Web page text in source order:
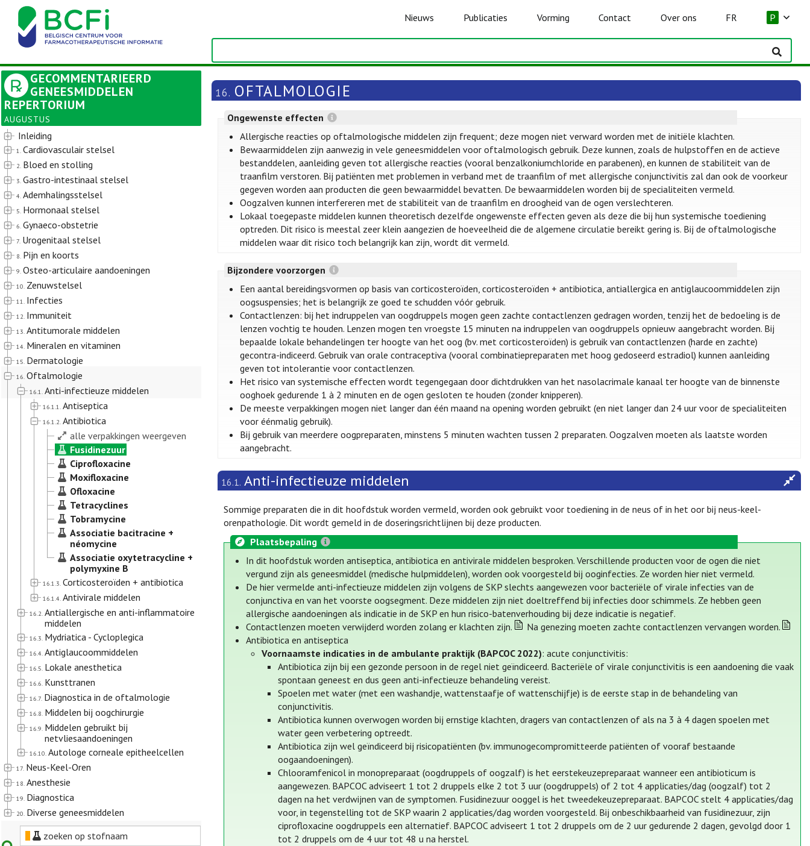
Nieuws Publicaties Vorming Contact Over ons FR P
GECOMMENTARIEERD
GENEESMIDDELEN
REPERTORIUM
AUGUSTUS
Inleiding
1. Cardiovasculair stelsel
2. Bloed en stolling
3. Gastro-intestinaal stelsel
4. Ademhalingsstelsel
5. Hormonaal stelsel
6. Gynaeco-obstetrie
7. Urogenitaal stelsel
8. Pijn en koorts
9. Osteo-articulaire aandoeningen
10. Zenuwstelsel
11. Infecties
12. Immuniteit
13. Antitumorale middelen
14. Mineralen en vitaminen
15. Dermatologie
16. Oftalmologie
16.1. Anti-infectieuze middelen
16.1.1. Antiseptica
16.1.2. Antibiotica
alle verpakkingen weergeven
Fusidinezuur
Ciprofloxacine
Moxifloxacine
Ofloxacine
Tetracyclines
Tobramycine
Associatie bacitracine +
néomycine
Associatie oxytetracycline +
polymyxine B
16.1.3. Corticosteroïden + antibiotica
16.1.4. Antivirale middelen
16.2. Antiallergische en anti-inflammatoire
middelen
16.3. Mydriatica - Cycloplegica
16.4. Antiglaucoommiddelen
16.5. Lokale anesthetica
16.6. Kunsttranen
16.7. Diagnostica in de oftalmologie
16.8. Middelen bij oogchirurgie
16.9. Middelen gebruikt bij
netvliesaandoeningen
16.10. Autologe corneale epitheelcellen
17. Neus-Keel-Oren
18. Anesthesie
19. Diagnostica
20. Diverse geneesmiddelen
zoeken op stofnaam
16. OFTALMOLOGIE
Ongewenste effecten
Allergische reacties op oftalmologische middelen zijn frequent; deze mogen niet verward worden met de initiële klachten.
Bewaarmiddelen zijn aanwezig in vele geneesmiddelen voor oftalmologisch gebruik. Deze kunnen, zoals de hulpstoffen en de actieve
bestanddelen, aanleiding geven tot allergische reacties (vooral benzalkoniumchloride en parabenen), en kunnen de stabiliteit van de
traanfilm verstoren. Bij patiënten met problemen in verband met de traanfilm of met allergische conjunctivitis zal dan ook de voorkeur
gegeven worden aan producten die geen bewaarmiddel bevatten. De bewaarmiddelen worden bij de specialiteiten vermeld.
Oogzalven kunnen interfereren met de stabiliteit van de traanfilm en droogheid van de ogen verslechteren.
Lokaal toegepaste middelen kunnen theoretisch dezelfde ongewenste effecten geven als deze die bij hun systemische toediening
optreden. Dit risico is meestal zeer klein aangezien de hoeveelheid die de algemene circulatie bereikt gering is. Bij de oftalmologische
middelen waar dit risico toch belangrijk kan zijn, wordt dit vermeld.
Bijzondere voorzorgen
Een aantal bereidingsvormen op basis van corticosteroïden, corticosteroïden + antibiotica, antiallergica en antiglaucoommiddelen zijn
oogsuspensies; het is belangrijk ze goed te schudden vóór gebruik.
Contactlenzen: bij het indruppelen van oogdruppels mogen geen zachte contactlenzen gedragen worden, tenzij het de bedoeling is de
lenzen vochtig te houden. Lenzen mogen ten vroegste 15 minuten na indruppelen van oogdruppels opnieuw aangebracht worden. Bij
bepaalde lokale behandelingen ter hoogte van het oog (bv. met corticosteroïden) is gebruik van contactlenzen (harde en zachte)
gecontra-indiceerd. Gebruik van orale contraceptiva (vooral combinatiepreparaten met hoog gedoseerd estradiol) kunnen aanleiding
geven tot intolerantie voor contactlenzen.
Het risico van systemische effecten wordt tegengegaan door dichtdrukken van het nasolacrimale kanaal ter hoogte van de binnenste
ooghoek gedurende 1 à 2 minuten en de ogen gesloten te houden (zonder knipperen).
De meeste verpakkingen mogen niet langer dan één maand na opening worden gebruikt (en niet langer dan 24 uur voor de specialiteiten
voor éénmalig gebruik).
Bij gebruik van meerdere oogpreparaten, minstens 5 minuten wachten tussen 2 preparaten. Oogzalven moeten als laatste worden
aangebracht.
16.1. Anti-infectieuze middelen
Sommige preparaten die in dit hoofdstuk worden vermeld, worden ook gebruikt voor toediening in de neus of in het oor bij neus-keel-
orenpathologie. Dit wordt gemeld in de doseringsrichtlijnen bij deze producten.
Plaatsbepaling
In dit hoofdstuk worden antiseptica, antibiotica en antivirale middelen besproken. Verschillende producten voor de ogen die niet
vergund zijn als geneesmiddel (medische hulpmiddelen), worden ook voorgesteld bij ooginfecties. Ze worden hier niet vermeld.
De hier vermelde anti-infectieuze middelen zijn volgens de SKP slechts aangewezen voor bacteriële of virale infecties van de
conjunctiva en van het voorste oogsegment. Deze middelen zijn niet doeltreffend bij infecties door schimmels. Ze hebben geen
allergische aandoeningen als indicatie in de SKP en hun risico-batenverhouding bij deze indicatie is negatief.
Contactlenzen moeten verwijderd worden zolang er klachten zijn.
Na genezing moeten zachte contactlenzen vervangen worden.
Antibiotica en antiseptica
Voornaamste indicaties in de ambulante praktijk (BAPCOC 2022): acute conjunctivitis:
Antibiotica zijn bij een gezonde persoon in de regel niet geïndiceerd. Bacteriële of virale conjunctivitis is een aandoening die vaak
spontaan geneest en dus geen anti-infectieuze behandeling vereist.
Spoelen met water (met een washandje, wattenstaafje of wattenschijfje) is de eerste stap in de behandeling van
conjunctivitis.
Antibiotica kunnen overwogen worden bij ernstige klachten, dragers van contactlenzen of als na 3 à 4 dagen spoelen met
water geen verbetering optreedt.
Antibiotica zijn wel geïndiceerd bij risicopatiënten (bv. immunogecompromitteerde patiënten of vooraf bestaande
oogaandoeningen).
Chlooramfenicol in monopreparaat (oogdruppels of oogzalf) is het eerstekeuzepreparaat wanneer een antibioticum is
aangewezen. BAPCOC adviseert 1 tot 2 druppels elke 2 tot 3 uur (oogdruppels) of 2 tot 4 applicaties/dag (oogzalf) tot 2
dagen na het verdwijnen van de symptomen. Fusidinezuur ooggel is het tweedekeuzepreparaat. BAPCOC stelt 4 applicaties/dag
voor, in tegenstelling tot de SKP waarin 2 applicaties/dag worden voorgesteld. Bij onbeschikbaarheid van fusidinezuur, zijn
ciprofloxacine oogdruppels een alternatief. BAPCOC adviseert 1 tot 2 druppels om de 2 uur gedurende 2 dagen, gevolgd door 1
tot 2 druppels om de 4 uur tot 48 u na herstel.